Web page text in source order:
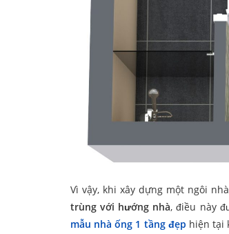
Vì vậy, khi xây dựng một ngôi
trùng với hướng nhà, điều này
mẫu nhà ống 1 tầng đẹp hiện tại